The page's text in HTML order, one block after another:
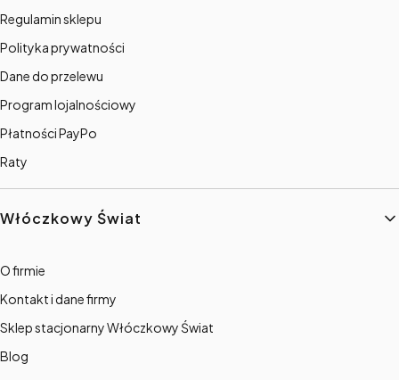
Regulamin sklepu
Polityka prywatności
Dane do przelewu
Program lojalnościowy
Płatności PayPo
Raty
Włóczkowy Świat
O firmie
Kontakt i dane firmy
Sklep stacjonarny Włóczkowy Świat
Blog